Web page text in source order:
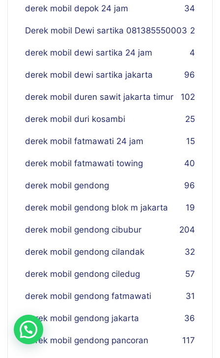
derek mobil depok 24 jam 34
Derek mobil Dewi sartika 081385550003 2
derek mobil dewi sartika 24 jam 4
derek mobil dewi sartika jakarta 96
derek mobil duren sawit jakarta timur 102
derek mobil duri kosambi 25
derek mobil fatmawati 24 jam 15
derek mobil fatmawati towing 40
derek mobil gendong 96
derek mobil gendong blok m jakarta 19
derek mobil gendong cibubur 204
derek mobil gendong cilandak 32
derek mobil gendong ciledug 57
derek mobil gendong fatmawati 31
derek mobil gendong jakarta 36
derek mobil gendong pancoran 117